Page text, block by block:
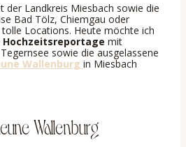
der Landkreis Miesbach sowie die
Bad Tölz, Chiemgau oder
Locations. Heute möchte ich
Hochzeitsreportage mit
sowie die ausgelassene
Wallenburg in Miesbach
Wallenburg